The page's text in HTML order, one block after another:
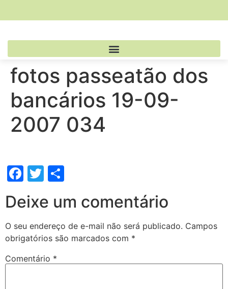
fotos passeatão dos
bancários 19-09-
2007 034
Facebook
Twitter
Deixe um comentário
O seu endereço de e-mail não será publicado. Campos
obrigatórios são marcados com *
Comentário *